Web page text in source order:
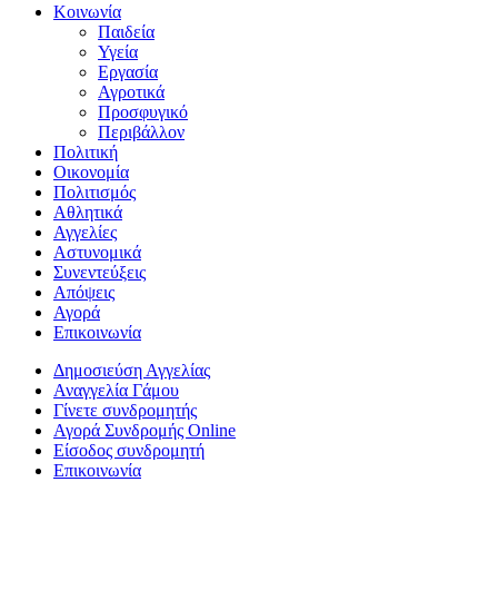
Κοινωνία
Παιδεία
Υγεία
Εργασία
Αγροτικά
Προσφυγικό
Περιβάλλον
Πολιτική
Οικονομία
Πολιτισμός
Αθλητικά
Αγγελίες
Αστυνομικά
Συνεντεύξεις
Απόψεις
Αγορά
Επικοινωνία
Δημοσιεύση Αγγελίας
Αναγγελία Γάμου
Γίνετε συνδρομητής
Αγορά Συνδρομής Online
Είσοδος συνδρομητή
Επικοινωνία